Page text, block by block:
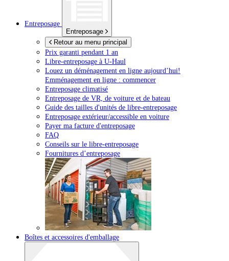
Entreposage
Entreposage
Retour au menu principal
Prix garanti pendant 1 an
Libre-entreposage à U-Haul
Louez un déménagement en ligne aujourd’hui!
Emménagement en ligne : commencer
Entreposage climatisé
Entreposage de VR, de voiture et de bateau
Guide des tailles d'unités de libre-entreposage
Entreposage extérieur/accessible en voiture
Payer ma facture d'entreposage
FAQ
Conseils sur le libre-entreposage
Fournitures d’entreposage
Boîtes et accessoires d'emballage